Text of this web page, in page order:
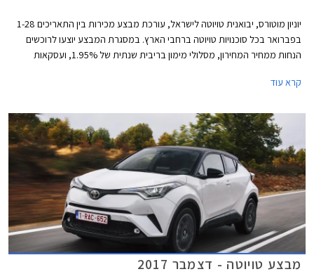
יוניון מוטורס, יבואנית טויוטה לישראל, עורכת מבצע מכירות בין התאריכים 1-28
בפברואר בכל סוכנויות טויוטה ברחבי הארץ. במסגרת המבצע יוצעו לרוכשים
הנחות ממחיר המחירון, מסלולי מימון בריבית שנתית של 1.95%, ועסקאות
קרא עוד
מבצע טויוטה - דצמבר 2017